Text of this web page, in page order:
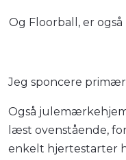
Og Floorball, er
Jeg sponcere
Også
læst ovenstående,
enkelt hjertestarter